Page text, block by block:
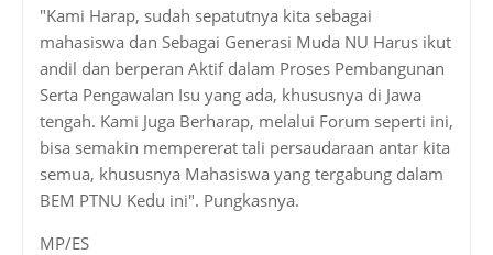
"Kami Harap, sudah sepatutnya kita sebagai
mahasiswa dan Sebagai Generasi Muda NU Harus ikut
andil dan berperan Aktif dalam Proses Pembangunan
Serta Pengawalan Isu yang ada, khususnya di Jawa
tengah. Kami Juga Berharap, melalui Forum seperti ini,
bisa semakin mempererat tali persaudaraan antar kita
semua, khususnya Mahasiswa yang tergabung dalam
BEM PTNU Kedu ini". Pungkasnya.
MP/ES